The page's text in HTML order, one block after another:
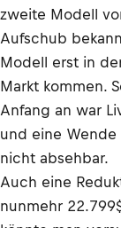
zweite Modell
Aufschub
Modell erst in
Markt kommen.
Anfang an war
und eine Wende
nicht absehbar.
Auch eine
nunmehr